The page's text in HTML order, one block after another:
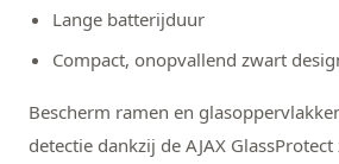
Lange batterijduur
Compact, onopvallend zwart
Bescherm ramen en
detectie dankzij de AJAX